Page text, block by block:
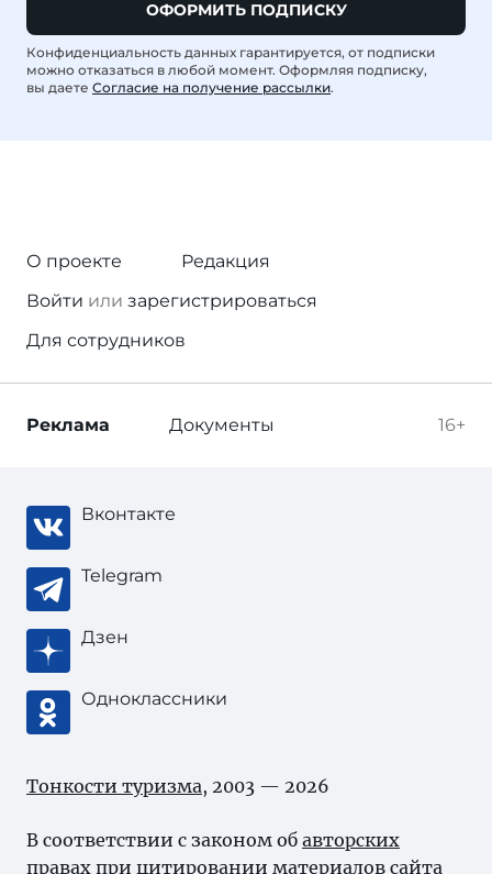
ОФОРМИТЬ ПОДПИСКУ
Конфиденциальность данных гарантируется, от подписки
можно отказаться в любой момент. Оформляя подписку,
вы даете Согласие на получение рассылки.
О проекте
Редакция
Войти или зарегистрироваться
Для сотрудников
16+
Реклама Документы
Вконтакте
Telegram
Дзен
Одноклассники
Тонкости туризма, 2003 — 2026
В соответствии с законом об авторских
правах при цитировании материалов сайта